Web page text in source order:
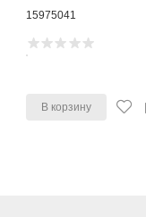
15975041
В корзину